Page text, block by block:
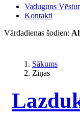
Vaduguns
Kontakti
Vārdadienas šodien:
Sākums
Ziņas